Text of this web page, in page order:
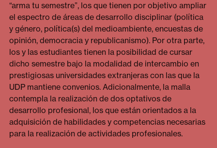
“arma tu semestre”, los que tienen por objetivo ampliar
el espectro de áreas de desarrollo disciplinar (política
y género, política(s) del medioambiente, encuestas de
opinión, democracia y republicanismo). Por otra parte,
los y las estudiantes tienen la posibilidad de cursar
dicho semestre bajo la modalidad de intercambio en
prestigiosas universidades extranjeras con las que la
UDP mantiene convenios. Adicionalmente, la malla
contempla la realización de dos optativos de
desarrollo profesional, los que están orientados a la
adquisición de habilidades y competencias necesarias
para la realización de actividades profesionales.